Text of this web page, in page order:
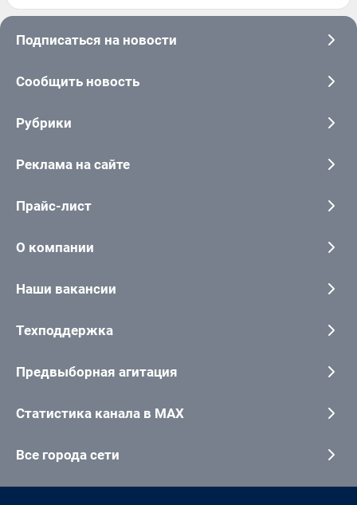
Подписаться на новости
Сообщить новость
Рубрики
Реклама на сайте
Прайс-лист
О компании
Наши вакансии
Техподдержка
Предвыборная агитация
Статистика канала в MAX
Все города сети